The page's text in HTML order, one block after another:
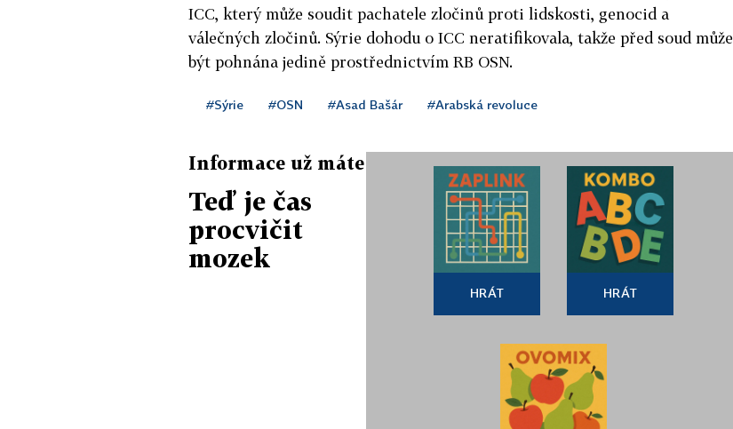
ICC, který může soudit pachatele zločinů proti lidskosti, genocid a
válečných zločinů. Sýrie dohodu o ICC neratifikovala, takže před soud může
být pohnána jedině prostřednictvím RB OSN.
#Sýrie #OSN #Asad Bašár #Arabská revoluce
Informace už máte
Teď je čas
procvičit
mozek
HRÁT HRÁT